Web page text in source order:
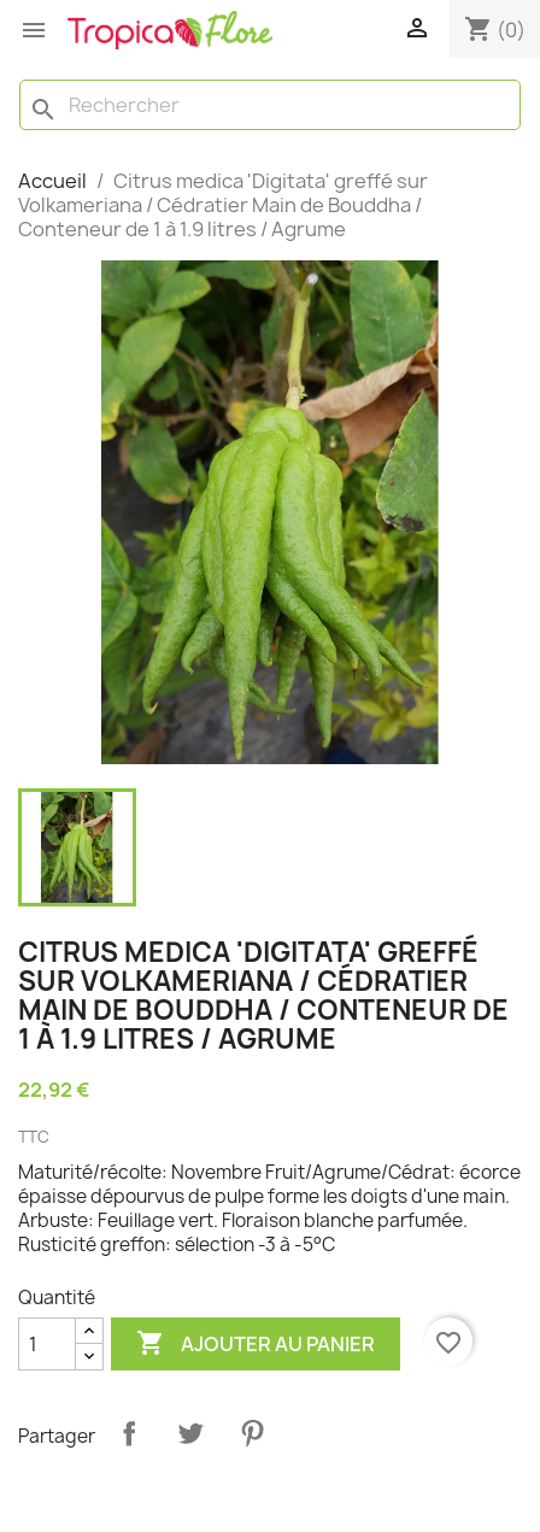
  shopping_cart (0)
search
Accueil
Citrus medica 'Digitata' greffé sur
Volkameriana / Cédratier Main de Bouddha /
Conteneur de 1 à 1.9 litres / Agrume
CITRUS MEDICA 'DIGITATA' GREFFÉ
SUR VOLKAMERIANA / CÉDRATIER
MAIN DE BOUDDHA / CONTENEUR DE
1 À 1.9 LITRES / AGRUME
22,92 €
TTC
Maturité/récolte: Novembre Fruit/Agrume/Cédrat: écorce
épaisse dépourvus de pulpe forme les doigts d'une main.
Arbuste: Feuillage vert. Floraison blanche parfumée.
Rusticité greffon: sélection -3 à -5°C
Quantité
 AJOUTER AU PANIER favorite_border
Partager